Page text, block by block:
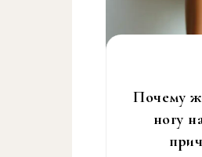
Почему
ногу